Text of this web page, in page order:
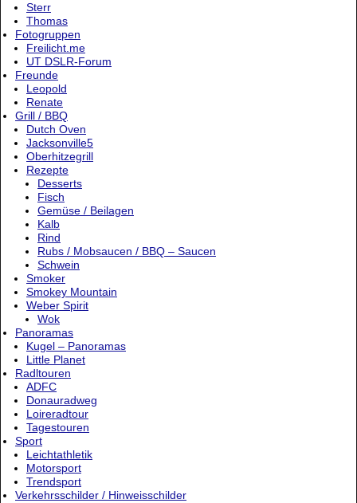
Sterr
Thomas
Fotogruppen
Freilicht.me
UT DSLR-Forum
Freunde
Leopold
Renate
Grill / BBQ
Dutch Oven
Jacksonville5
Oberhitzegrill
Rezepte
Desserts
Fisch
Gemüse / Beilagen
Kalb
Rind
Rubs / Mobsaucen / BBQ – Saucen
Schwein
Smoker
Smokey Mountain
Weber Spirit
Wok
Panoramas
Kugel – Panoramas
Little Planet
Radltouren
ADFC
Donauradweg
Loireradtour
Tagestouren
Sport
Leichtathletik
Motorsport
Trendsport
Verkehrsschilder / Hinweisschilder